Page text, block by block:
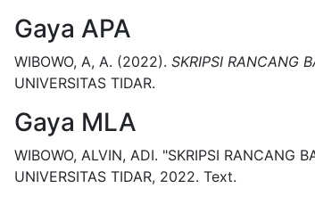
Gaya APA
WIBOWO, A, A. (2022). SKRIPSI RANCANG
UNIVERSITAS TIDAR.
Gaya MLA
WIBOWO, ALVIN, ADI. "SKRIPSI RANCANG
UNIVERSITAS TIDAR, 2022. Text.